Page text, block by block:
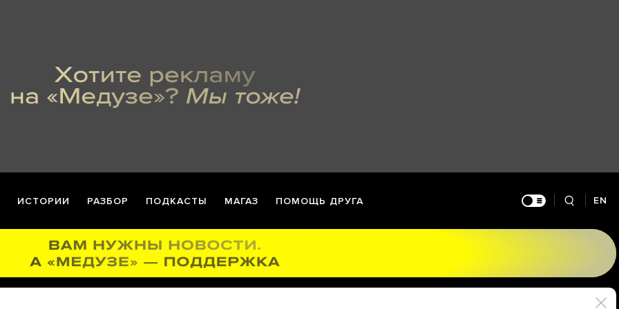
ИСТОРИИ РАЗБОР ПОДКАСТЫ МАГАЗ ПОМОЩЬ ДРУГА EN